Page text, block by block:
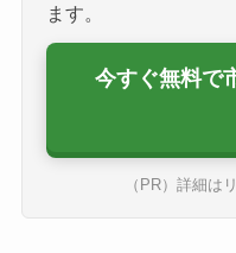
ます。
今すぐ無料で
（PR）詳細は